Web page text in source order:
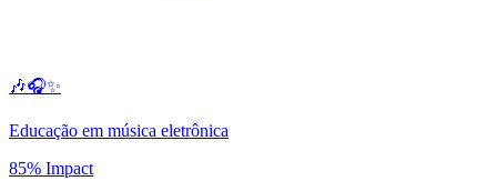
🎶🎧✨
Educação em música eletrônica
85% Impact